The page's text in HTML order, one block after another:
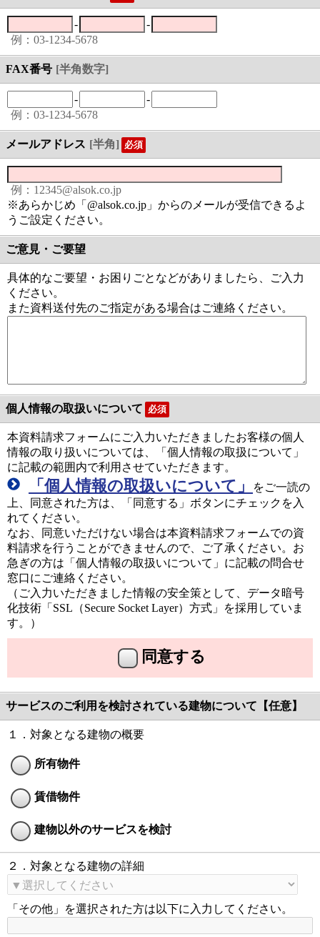
-
-
例：03-1234-5678
FAX番号 [半角数字]
-
-
例：03-1234-5678
メールアドレス [半角] 必須
例：12345@alsok.co.jp
※あらかじめ「@alsok.co.jp」からのメールが受信できるよ
うご設定ください。
ご意見・ご要望
具体的なご要望・お困りごとなどがありましたら、ご入力
ください。
また資料送付先のご指定がある場合はご連絡ください。
個人情報の取扱いについて 必須
本資料請求フォームにご入力いただきましたお客様の個人
情報の取り扱いについては、「個人情報の取扱について」
に記載の範囲内で利用させていただきます。
「個人情報の取扱いについて」
をご一読の
上、同意された方は、「同意する」ボタンにチェックを入
れてください。
なお、同意いただけない場合は本資料請求フォームでの資
料請求を行うことができませんので、ご了承ください。お
急ぎの方は「個人情報の取扱いについて」に記載の問合せ
窓口にご連絡ください。
（ご入力いただきました情報の安全策として、データ暗号
化技術「SSL（Secure Socket Layer）方式」を採用していま
す。）
同意する
サービスのご利用を検討されている建物について【任意】
１．対象となる建物の概要
所有物件
賃借物件
建物以外のサービスを検討
２．対象となる建物の詳細
「その他」を選択された方は以下に入力してください。